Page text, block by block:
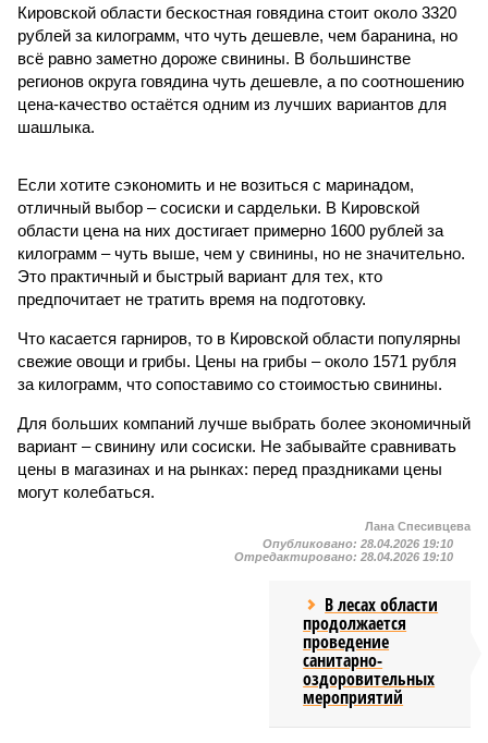
Кировской области бескостная говядина стоит около 3320
рублей за килограмм, что чуть дешевле, чем баранина, но
всё равно заметно дороже свинины. В большинстве
регионов округа говядина чуть дешевле, а по соотношению
цена-качество остаётся одним из лучших вариантов для
шашлыка.
Если хотите сэкономить и не возиться с маринадом,
отличный выбор – сосиски и сардельки. В Кировской
области цена на них достигает примерно 1600 рублей за
килограмм – чуть выше, чем у свинины, но не значительно.
Это практичный и быстрый вариант для тех, кто
предпочитает не тратить время на подготовку.
Что касается гарниров, то в Кировской области популярны
свежие овощи и грибы. Цены на грибы – около 1571 рубля
за килограмм, что сопоставимо со стоимостью свинины.
Для больших компаний лучше выбрать более экономичный
вариант – свинину или сосиски. Не забывайте сравнивать
цены в магазинах и на рынках: перед праздниками цены
могут колебаться.
Лана Спесивцева
Опубликовано: 28.04.2026 19:10
Отредактировано: 28.04.2026 19:10
В лесах области
продолжается
проведение
санитарно-
оздоровительных
мероприятий